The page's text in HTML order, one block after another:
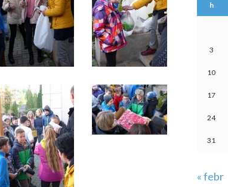
h
3
10
17
24
31
« febr